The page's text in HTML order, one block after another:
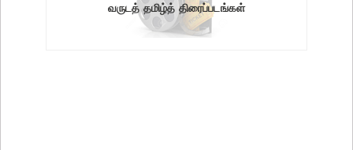
வருடத் தமிழ்த் திரைப்படங்கள்